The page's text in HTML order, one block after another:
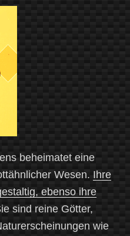
beheimatet eine
Wesen. Ihre
ebenso ihre
sind reine Götter,
wie